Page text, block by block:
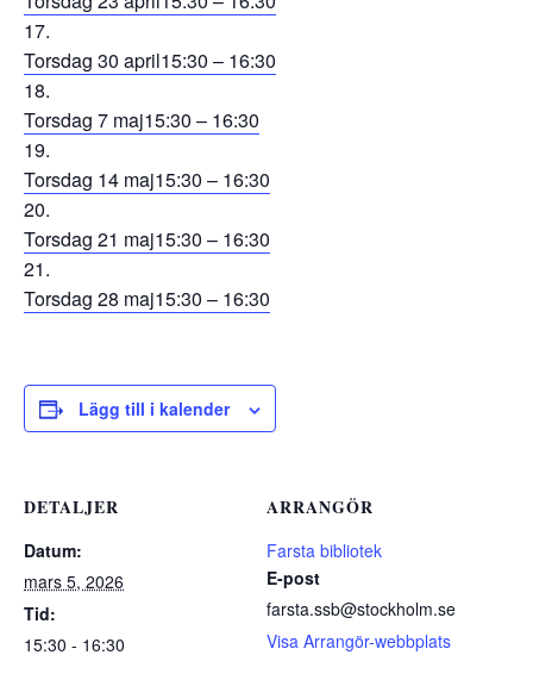
Torsdag 30 april15:30 – 16:30
Torsdag 7 maj15:30 – 16:30
Torsdag 14 maj15:30 – 16:30
Torsdag 21 maj15:30 – 16:30
Torsdag 28 maj15:30 – 16:30
Lägg till i kalender
DETALJER
Datum:
mars 5, 2026
Tid:
15:30 - 16:30
ARRANGÖR
Farsta bibliotek
E-post
farsta.ssb@stockholm.se
Visa Arrangör-webbplats